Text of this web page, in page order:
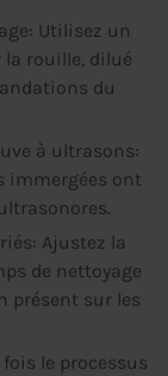
Utilisez un
la rouille, dilué
du
à ultrasons:
immergées ont
Ajustez la
de nettoyage
présent sur les
fois le processus